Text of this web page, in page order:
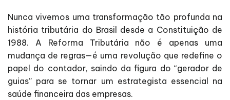
Nunca vivemos uma transformação tão profunda na
história tributária do Brasil desde a Constituição de
1988. A Reforma Tributária não é apenas uma
mudança de regras—é uma revolução que redefine o
papel do contador, saindo da figura do “gerador de
guias” para se tornar um estrategista essencial na
saúde financeira das empresas.